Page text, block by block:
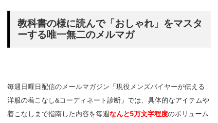
教科書の様に読んで「おしゃれ」をマスタ
ーする唯一無二のメルマガ
毎週日曜日配信のメールマガジン「現役メンズバイヤーが伝える
洋服の着こなし&コーディネート診断」では、具体的なアイテムや
着こなしまで指南した内容を毎週なんと5万文字程度のボリューム